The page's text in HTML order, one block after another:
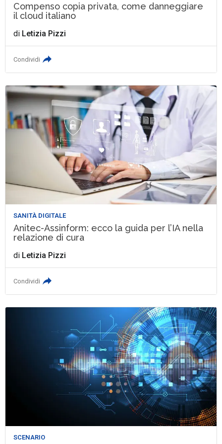
Compenso copia privata, come danneggiare
il cloud italiano
di Letizia Pizzi
Condividi
SANITÀ DIGITALE
Anitec-Assinform: ecco la guida per l’IA nella
relazione di cura
di Letizia Pizzi
Condividi
SCENARIO